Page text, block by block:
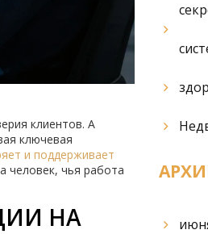
клиентов. А
ключевая
и поддерживает
человек, чья работа
НА